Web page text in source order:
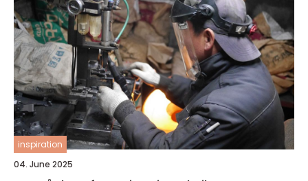
inspiration
04. June 2025